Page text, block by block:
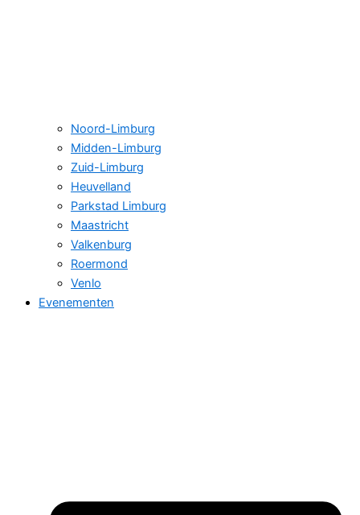
Noord-Limburg
Midden-Limburg
Zuid-Limburg
Heuvelland
Parkstad Limburg
Maastricht
Valkenburg
Roermond
Venlo
Evenementen